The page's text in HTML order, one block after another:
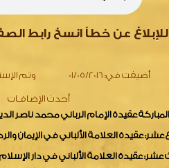
للإبلاغ عن خطأ انسخ رابط
أضيفت في: 01/05/2016 وتم
أحدث الإضافـات